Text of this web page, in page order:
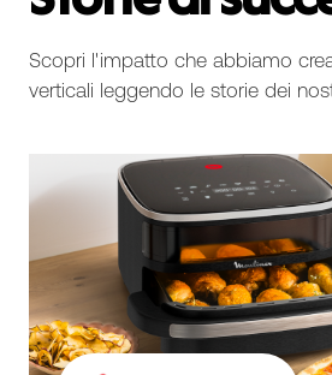
Scopri l'impatto che abbiamo
verticali leggendo le storie dei